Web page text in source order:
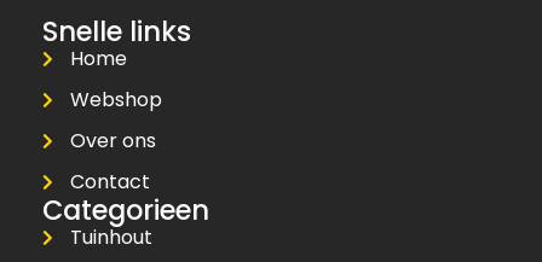
Snelle links
Home
Webshop
Over ons
Contact
Categorieen
Tuinhout